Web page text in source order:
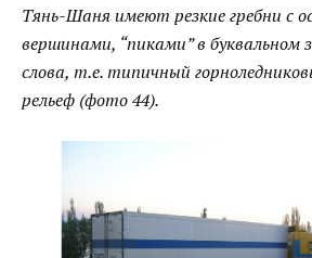
Тянь-Шаняимеют резкие гребни с
вершинами, “пиками” в буквальном
слова, т.е. типичный
рельеф (фото 44).